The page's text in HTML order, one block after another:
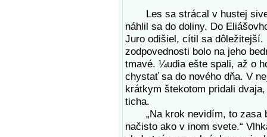
Les sa strácal v hustej sivej
náhlil sa do doliny. Do
Juro odišiel, cítil sa
zodpovednosti bolo na jeho
tmavé. ¼udia ešte spali, až o
chystať sa do nového dňa. V
krátkym štekotom pridali
ticha.
„Na krok nevidím, to zasa
načisto ako v inom svete.“